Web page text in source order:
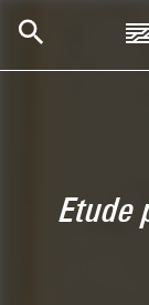
Etude